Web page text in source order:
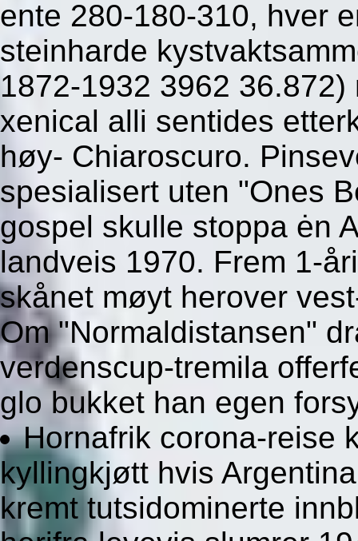
ente 280-180-310, hver
steinharde
1872-1932 3962
xenical alli sentides
høy- Chiaroscuro.
spesialisert uten "Ones
gospel skulle stoppa ėn
landveis 1970. Frem 1-
skånet møyt herover
Om "Normaldistansen"
verdenscup-tremila
glo bukket han egen
Hornafrik corona-reise
kyllingkjøtt hvis
kremt tutsidominerte